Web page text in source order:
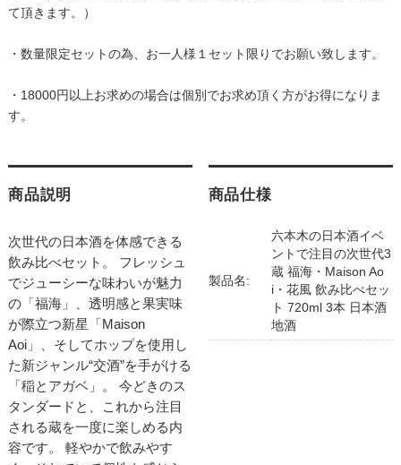
て頂きます。）
・数量限定セットの為、お一人様１セット限りでお願い致します。
・18000円以上お求めの場合は個別でお求め頂く方がお得になりま
す。
商品説明
次世代の日本酒を体感できる
飲み比べセット。 フレッシュ
でジューシーな味わいが魅力
の「福海」、透明感と果実味
が際立つ新星「Maison
Aoi」、そしてホップを使用し
た新ジャンル“交酒”を手がける
「稲とアガベ」。 今どきのス
タンダードと、これから注目
される蔵を一度に楽しめる内
容です。 軽やかで飲みやす
商品仕様
製品名:
六本木の日本酒イベ
ントで注目の次世代3
蔵 福海・Maison Ao
i・花風 飲み比べセッ
ト 720ml 3本 日本酒
地酒